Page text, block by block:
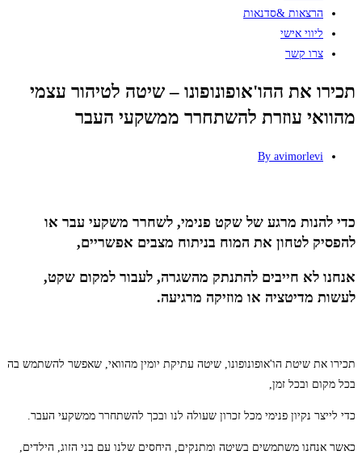
הרצאות &סדנאות
ליווי אישי
צרו קשר
תכירו את ההו'אופונופונו – שיטה לטיהור עצמי
מהוואי עוזרת להשתחרר ממשקעי העבר
By avimorlevi
כדי להנות מרגע של שקט פנימי, לשחרר משקעי עבר או
להפסיק לטחון את המוח בניתוח מצבים אפשריים,
אנחנו לא חייבים להתנתק מהשגרה, לעבור למקום שקט,
לעשות מדיטציה או מוזיקה מרגיעה.
תכירו את שיטת הו'אופונופונו, שיטה עתיקת יומין מהוואי, שאפשר להשתמש בה
בכל מקום ובכל זמן,
כדי לייצר נקיון פנימי מכל זכרון שעולה לנו ובכך להשתחרר ממשקעי העבר.
כאשר אנחנו משתמשים בשיטה ומתנקים, היחסים שלנו עם בני הזוג, הילדים,